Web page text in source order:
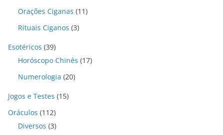
Orações Ciganas (11)
Rituais Ciganos (3)
Esotéricos (39)
Horóscopo Chinês (17)
Numerologia (20)
Jogos e Testes (15)
Oráculos (112)
Diversos (3)